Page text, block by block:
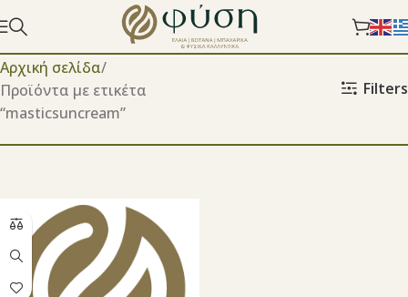
Αρχική σελίδα
Προϊόντα με ετικέτα
“masticsuncream”
Filters